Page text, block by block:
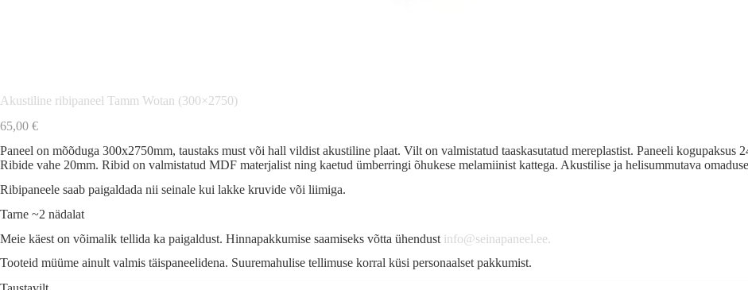
Akustiline ribipaneel Tamm Wotan (300×2750)
65,00 €
Paneel on mõõduga 300x2750mm, taustaks must või hall vildist akustiline plaat. Vilt on valmistatud taaskasutatud mereplastist. Paneeli kogupaksus
Ribide vahe 20mm. Ribid on valmistatud MDF materjalist ning kaetud ümberringi õhukese melamiinist kattega. Akustilise ja helisummutava
Ribipaneele saab paigaldada nii seinale kui lakke kruvide või liimiga.
Tarne ~2 nädalat
Meie käest on võimalik tellida ka paigaldust. Hinnapakkumise saamiseks võtta ühendust info@seinapaneel.ee.
Tooteid müüme ainult valmis täispaneelidena. Suuremahulise tellimuse korral küsi personaalset pakkumist.